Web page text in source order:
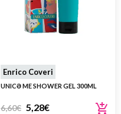
Enrico Coveri
UNICƏ ME SHOWER GEL 300ML
6,60€ 5,28€